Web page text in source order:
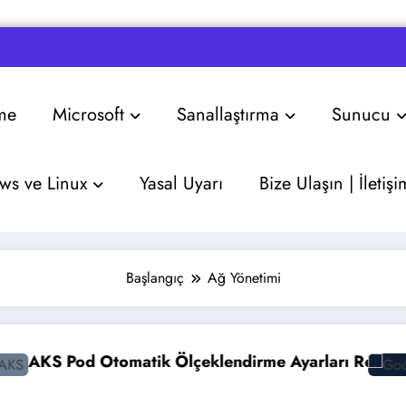
Microsoft Sanallaştırma Sunucu
ve Linux Yasal Uyarı Bize Ulaşın |
Başlangıç Ağ Yönetimi
Otomatik Ölçeklendirme Ayarları RehberiGoogle